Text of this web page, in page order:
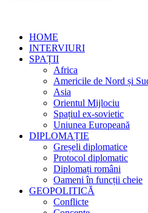
HOME
INTERVIURI
SPAȚII
Africa
Americile de Nord și
Asia
Orientul Mijlociu
Spațiul ex-sovietic
Uniunea Europeană
DIPLOMAȚIE
Greșeli diplomatice
Protocol diplomatic
Diplomați români
Oameni în funcții cheie
GEOPOLITICĂ
Conflicte